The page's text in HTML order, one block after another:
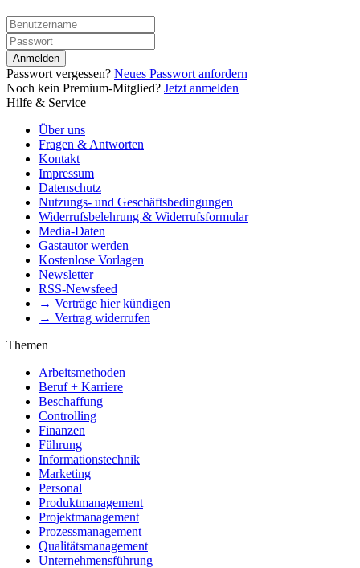
Anmelden
Passwort vergessen? Neues Passwort anfordern
Noch kein Premium-Mitglied? Jetzt anmelden
Hilfe & Service
Über uns
Fragen & Antworten
Kontakt
Impressum
Datenschutz
Nutzungs- und Geschäftsbedingungen
Widerrufsbelehrung & Widerrufsformular
Media-Daten
Gastautor werden
Kostenlose Vorlagen
Newsletter
RSS-Newsfeed
→ Verträge hier kündigen
→ Vertrag widerrufen
Themen
Arbeitsmethoden
Beruf + Karriere
Beschaffung
Controlling
Finanzen
Führung
Informationstechnik
Marketing
Personal
Produktmanagement
Projektmanagement
Prozessmanagement
Qualitätsmanagement
Unternehmensführung